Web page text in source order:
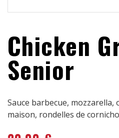
Chicken
Senior
Sauce barbecue,
maison, rondelles de